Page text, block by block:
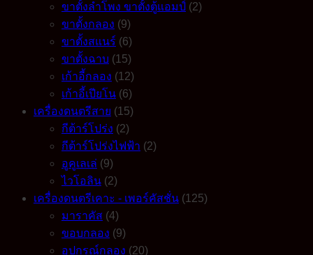
ขาตั้งลำโพง ขาตั้งตู้แอมป์ (2)
ขาตั้งกลอง (9)
ขาตั้งสแนร์ (6)
ขาตั้งฉาบ (15)
เก้าอี้กลอง (12)
เก้าอี้เปียโน (6)
เครื่องดนตรีสาย (15)
กีต้าร์โปร่ง (2)
กีต้าร์โปร่งไฟฟ้า (2)
อูคูเลเล่ (9)
ไวโอลิน (2)
เครื่องดนตรีเคาะ - เพอร์คัสชั่น (125)
มาราคัส (4)
ขอบกลอง (9)
อุปกรณ์กลอง (20)